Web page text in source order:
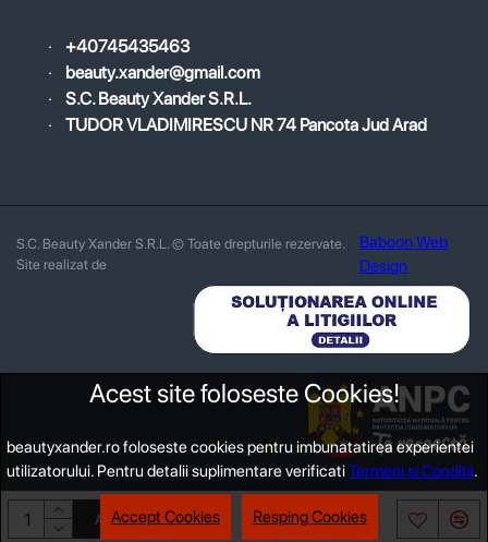
Acest site foloseste Cookies!
beautyxander.ro foloseste cookies pentru imbunatatirea experientei
utilizatorului. Pentru detalii suplimentare verificatiTermeni si Conditii.
Accept Cookies Resping Cookies
ADAUGĂ ÎN COŞ
·
+40745435463
·
beauty.xander@gmail.com
·
S.C. Beauty Xander S.R.L.
·
TUDOR VLADIMIRESCU NR 74 Pancota Jud Arad
S.C. Beauty Xander S.R.L. © Toate drepturile rezervate.
Site realizat de
Baboon Web
Design